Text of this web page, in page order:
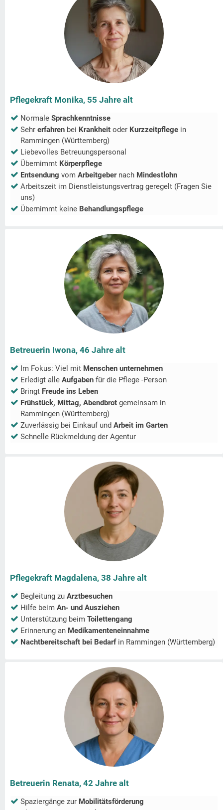
Pflegekraft Monika, 55 Jahre alt
Normale Sprachkenntnisse
Sehr erfahren bei Krankheit oder Kurzzeitpflege in
Rammingen (Württemberg)
Liebevolles Betreuungspersonal
Übernimmt Körperpflege
Entsendung vom Arbeitgeber nach Mindestlohn
Arbeitszeit im Dienstleistungsvertrag geregelt (Fragen Sie
uns)
Übernimmt keine Behandlungspflege
Betreuerin Iwona, 46 Jahre alt
Im Fokus: Viel mit Menschen unternehmen
Erledigt alle Aufgaben für die Pflege -Person
Bringt Freude ins Leben
Frühstück, Mittag, Abendbrot gemeinsam in
Rammingen (Württemberg)
Zuverlässig bei Einkauf und Arbeit im Garten
Schnelle Rückmeldung der Agentur
Pflegekraft Magdalena, 38 Jahre alt
Begleitung zu Arztbesuchen
Hilfe beim An- und Ausziehen
Unterstützung beim Toilettengang
Erinnerung an Medikamenteneinnahme
Nachtbereitschaft bei Bedarfin Rammingen (Württemberg)
Betreuerin Renata, 42 Jahre alt
Spaziergänge zur Mobilitätsförderung